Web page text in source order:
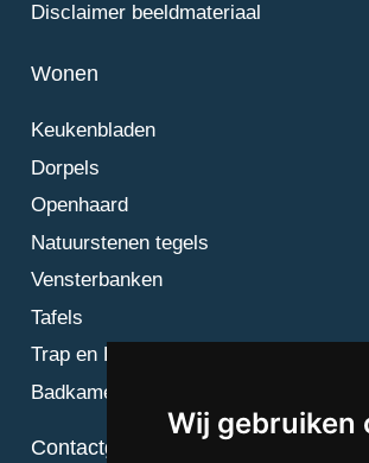
Wij gebruiken
Disclaimer beeldmateriaal
Wonen
Keukenbladen
Dorpels
Openhaard
Natuurstenen tegels
Vensterbanken
Tafels
Trap en Bordes
Badkamer
Contactgegevens